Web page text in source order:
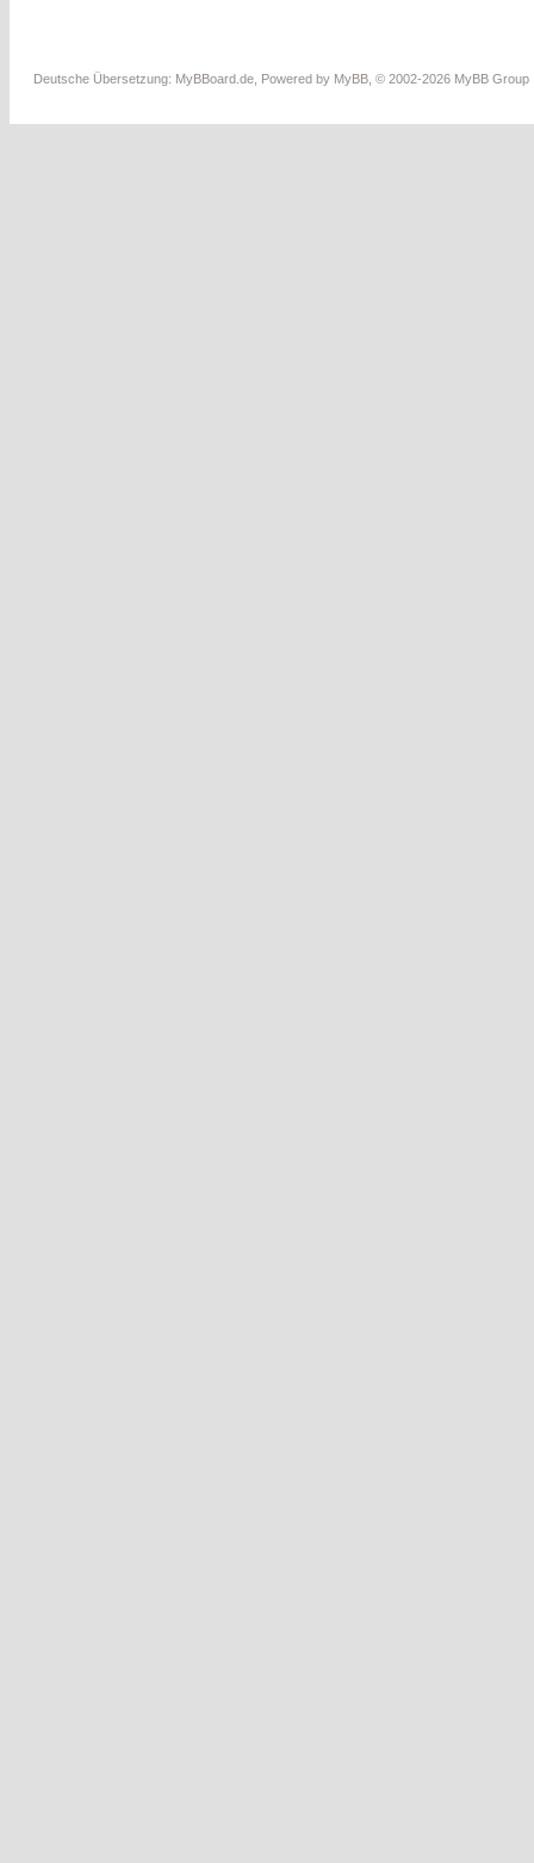
Deutsche Übersetzung: MyBBoard.de , Powered by MyBB , © 2002-2026 MyBB Group